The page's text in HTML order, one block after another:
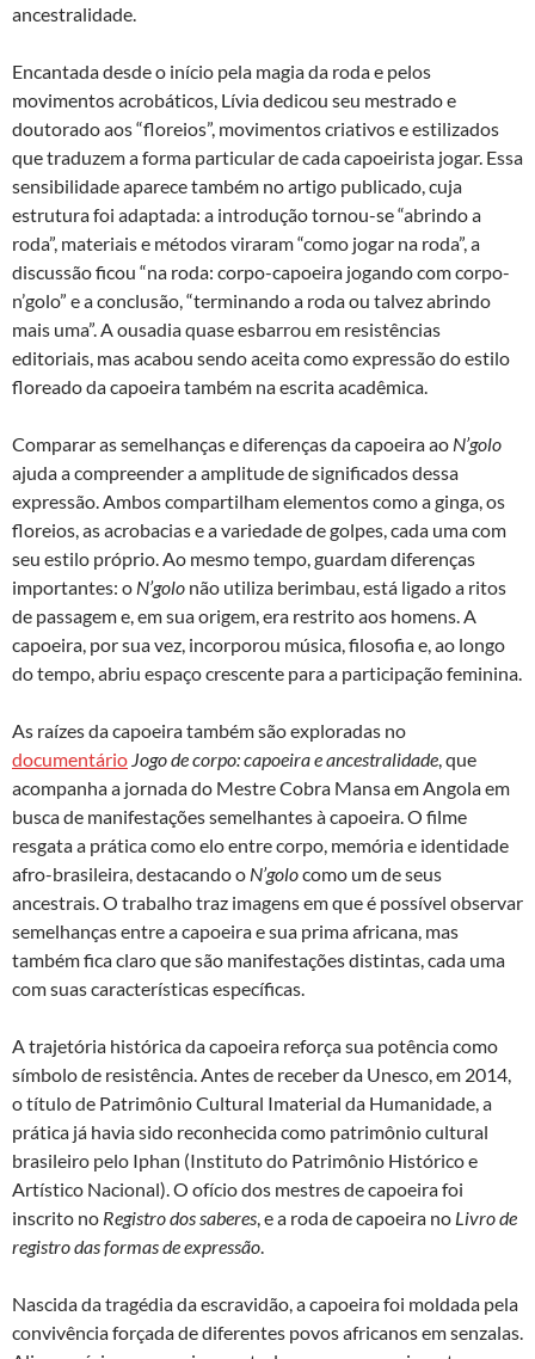
ancestralidade.
Encantada desde o início pela magia da roda e pelos
movimentos acrobáticos, Lívia dedicou seu mestrado e
doutorado aos “floreios”, movimentos criativos e estilizados
que traduzem a forma particular de cada capoeirista jogar. Essa
sensibilidade aparece também no artigo publicado, cuja
estrutura foi adaptada: a introdução tornou-se “abrindo a
roda”, materiais e métodos viraram “como jogar na roda”, a
discussão ficou “na roda: corpo-capoeira jogando com corpo-
n’golo” e a conclusão, “terminando a roda ou talvez abrindo
mais uma”. A ousadia quase esbarrou em resistências
editoriais, mas acabou sendo aceita como expressão do estilo
floreado da capoeira também na escrita acadêmica.
Comparar as semelhanças e diferenças da capoeira ao N’golo
ajuda a compreender a amplitude de significados dessa
expressão. Ambos compartilham elementos como a ginga, os
floreios, as acrobacias e a variedade de golpes, cada uma com
seu estilo próprio. Ao mesmo tempo, guardam diferenças
importantes: o N’golo não utiliza berimbau, está ligado a ritos
de passagem e, em sua origem, era restrito aos homens. A
capoeira, por sua vez, incorporou música, filosofia e, ao longo
do tempo, abriu espaço crescente para a participação feminina.
As raízes da capoeira também são exploradas no
documentário Jogo de corpo: capoeira e ancestralidade, que
acompanha a jornada do Mestre Cobra Mansa em Angola em
busca de manifestações semelhantes à capoeira. O filme
resgata a prática como elo entre corpo, memória e identidade
afro-brasileira, destacando o N’golocomo um de seus
ancestrais. O trabalho traz imagens em que é possível observar
semelhanças entre a capoeira e sua prima africana, mas
também fica claro que são manifestações distintas, cada uma
com suas características específicas.
A trajetória histórica da capoeira reforça sua potência como
símbolo de resistência. Antes de receber da Unesco, em 2014,
o título de Patrimônio Cultural Imaterial da Humanidade, a
prática já havia sido reconhecida como patrimônio cultural
brasileiro pelo Iphan (Instituto do Patrimônio Histórico e
Artístico Nacional). O ofício dos mestres de capoeira foi
inscrito no Registro dos saberes, e a roda de capoeira no Livro de
registro das formas de expressão.
Nascida da tragédia da escravidão, a capoeira foi moldada pela
convivência forçada de diferentes povos africanos em senzalas.